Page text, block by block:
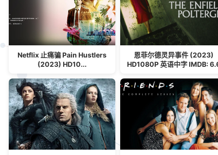
Netflix 止痛骗 Pain Hustlers
(2023) HD10...
恩菲尔德灵异事件 (2023)
HD1080P 英语中字 IMDB: